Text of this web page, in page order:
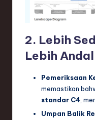
2. Lebih
Lebih Andal
Pemeriksaan
memastikan
standar C4 ,
Umpan Balik